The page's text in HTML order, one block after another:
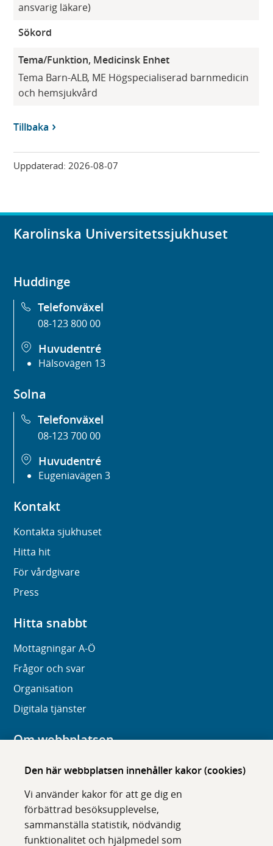
Den här webbplatsen innehåller kakor (cookies)
Vi använder kakor för att ge dig en
förbättrad besöksupplevelse,
sammanställa statistik, nödvändig
funktionalitet och hjälpmedel som
ansvarig läkare)
Sökord
Tema/Funktion, Medicinsk Enhet
Tema Barn-ALB, ME Högspecialiserad barnmedicin
och hemsjukvård
Tillbaka
Uppdaterad:2026-08-07
Karolinska Universitetssjukhuset
Huddinge
Telefonväxel
08-123 800 00
Huvudentré
Hälsovägen 13
Solna
Telefonväxel
08-123 700 00
Huvudentré
Eugeniavägen 3
Kontakt
Kontakta sjukhuset
Hitta hit
För vårdgivare
Press
Hitta snabbt
Mottagningar A-Ö
Frågor och svar
Organisation
Digitala tjänster
Om webbplatsen
Om karolinska.se
Tillgänglighet
Om cookies